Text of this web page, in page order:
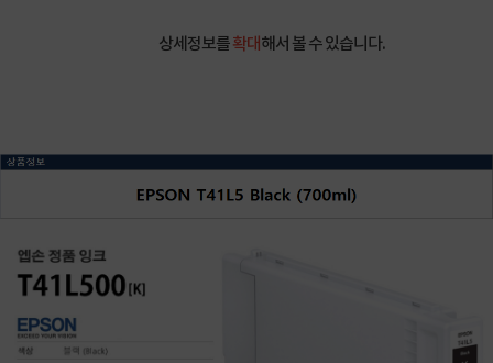
상세정보를확대해서 볼 수 있습니다.